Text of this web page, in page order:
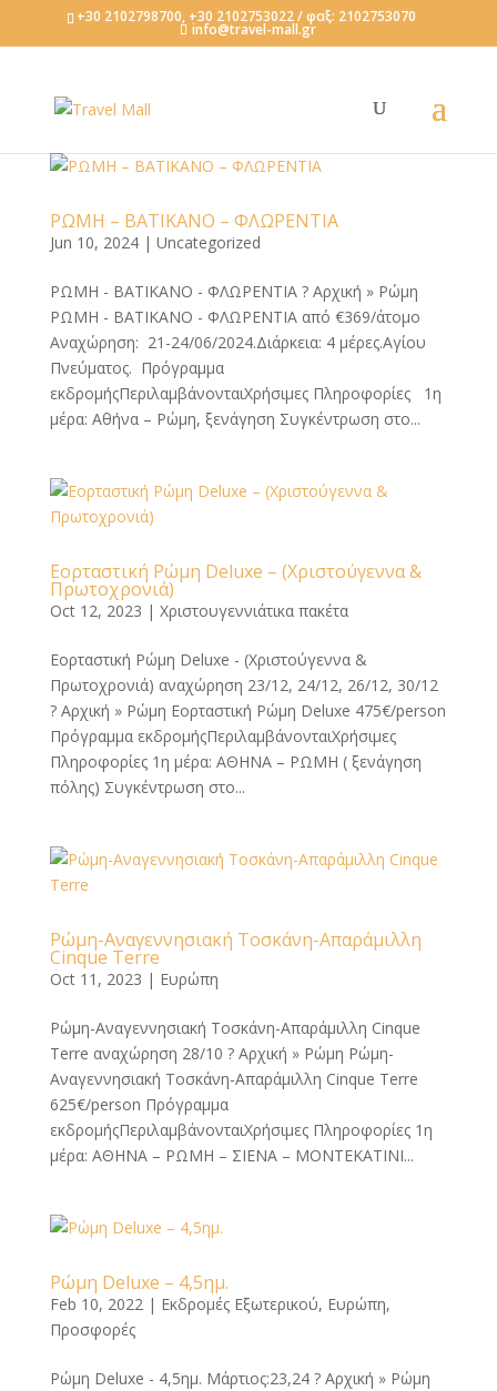
+30 2102798700, +30 2102753022 / φαξ: 2102753070
info@travel-mall.gr
ΡΩΜΗ – ΒΑΤΙΚΑΝΟ – ΦΛΩΡΕΝΤΙΑ
Jun 10, 2024| Uncategorized
ΡΩΜΗ - ΒΑΤΙΚΑΝΟ - ΦΛΩΡΕΝΤΙΑ ? Αρχική » Ρώμη
ΡΩΜΗ - ΒΑΤΙΚΑΝΟ - ΦΛΩΡΕΝΤΙΑ από €369/άτομο
Αναχώρηση: 21-24/06/2024.Διάρκεια: 4 μέρες.Αγίου
Πνεύματος. Πρόγραμμα
εκδρομήςΠεριλαμβάνονταιΧρήσιμες Πληροφορίες 1η
μέρα: Αθήνα – Ρώμη, ξενάγηση Συγκέντρωση στο...
Εορταστική Ρώμη Deluxe – (Χριστούγεννα &
Πρωτοχρονιά)
Oct 12, 2023 | Χριστουγεννιάτικα πακέτα
Εορταστική Ρώμη Deluxe - (Χριστούγεννα &
Πρωτοχρονιά) αναχώρηση 23/12, 24/12, 26/12, 30/12
? Αρχική » Ρώμη Εορταστική Ρώμη Deluxe 475€/person
Πρόγραμμα εκδρομήςΠεριλαμβάνονταιΧρήσιμες
Πληροφορίες 1η μέρα: ΑΘΗΝΑ – ΡΩΜΗ ( ξενάγηση
πόλης) Συγκέντρωση στο...
Ρώμη-Αναγεννησιακή Τοσκάνη-Απαράμιλλη
Cinque Terre
Oct 11, 2023 | Ευρώπη
Ρώμη-Αναγεννησιακή Τοσκάνη-Απαράμιλλη Cinque
Terre αναχώρηση 28/10 ? Αρχική » Ρώμη Ρώμη-
Αναγεννησιακή Τοσκάνη-Απαράμιλλη Cinque Terre
625€/person Πρόγραμμα
εκδρομήςΠεριλαμβάνονταιΧρήσιμες Πληροφορίες 1η
μέρα: ΑΘΗΝΑ – ΡΩΜΗ – ΣΙΕΝΑ – ΜΟΝΤΕΚΑΤΙΝΙ...
Ρώμη Deluxe – 4,5ημ.
Feb 10, 2022| Εκδρομές Εξωτερικού, Ευρώπη,
Προσφορές
Ρώμη Deluxe - 4,5ημ. Μάρτιος:23,24 ? Αρχική » Ρώμη